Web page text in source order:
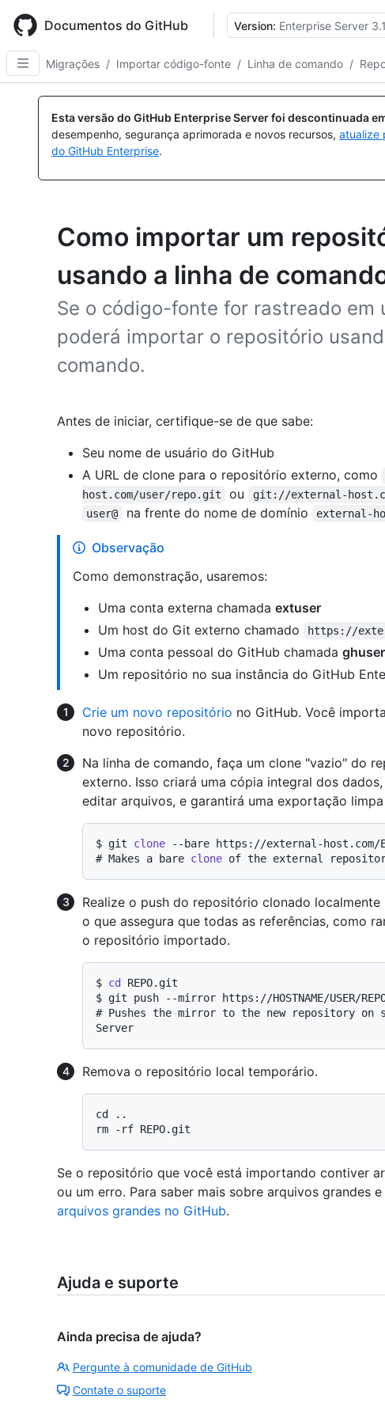
main
content
Documentos do GitHub Version: Enterprise Server
Migrações / Importar código-fonte / Linha de comando /
Esta versão do GitHub Enterprise Server foi descontinuada
desempenho, segurança aprimorada e novos recursos, atualize
do GitHub Enterprise.
Como importar um
usando a linha de
Se o código-fonte for rastreado em
poderá importar o repositório
comando.
Antes de iniciar, certifique-se de que sabe:
Seu nome de usuário do GitHub
A URL de clone para o repositório externo, como
host.com/user/repo.git
ou git://external-
user@ na frente do nome de domínio external-
Observação
Como demonstração, usaremos:
Uma conta externa chamada extuser
Um host do Git externo chamado
https://
Uma conta pessoal do GitHub chamada ghuser
Um repositório no sua instância do GitHub
Crie um novo repositório no GitHub. Você
novo repositório.
Na linha de comando, faça um clone "vazio" do
externo. Isso criará uma cópia integral dos
editar arquivos, e garantirá uma exportação
$ git clone --bare https://external-host.com/
# Makes a bare clone of the external
Realize o push do repositório clonado
o que assegura que todas as referências, como
o repositório importado.
$ cd
REPO.git
$ git push --mirror https://HOSTNAME/USER/
# Pushes the mirror to the new repository on
Server
Remova o repositório local temporário.
cd ..
Se o repositório que você está importando contiver
ou um erro. Para saber mais sobre arquivos grandes
arquivos grandes no GitHub.
Ajuda e suporte
Ainda precisa de ajuda?
Pergunte à comunidade de GitHub
Contate o suporte